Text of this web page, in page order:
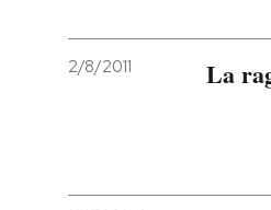
2/8/2011 La